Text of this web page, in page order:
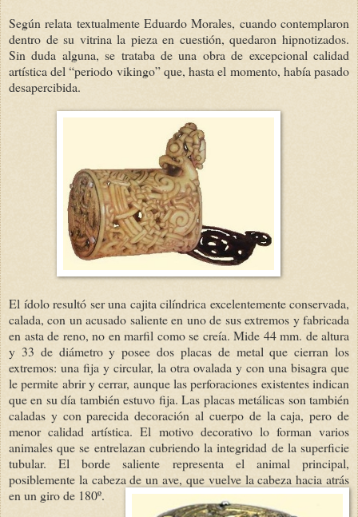
Según relata textualmente Eduardo Morales, cuando contemplaron
dentro de su vitrina la pieza en cuestión, quedaron hipnotizados.
Sin duda alguna, se trataba de una obra de excepcional calidad
artística del “periodo vikingo” que, hasta el momento, había pasado
desapercibida.
El ídolo resultó ser una cajita cilíndrica excelentemente conservada,
calada, con un acusado saliente en uno de sus extremos y fabricada
en asta de reno, no en marfil como se creía. Mide 44 mm. de altura
y 33 de diámetro y posee dos placas de metal que cierran los
extremos: una fija y circular, la otra ovalada y con una bisagra que
le permite abrir y cerrar, aunque las perforaciones existentes indican
que en su día también estuvo fija. Las placas metálicas son también
caladas y con parecida decoración al cuerpo de la caja, pero de
menor calidad artística. El motivo decorativo lo forman varios
animales que se entrelazan cubriendo la integridad de la superficie
tubular. El borde saliente representa el animal principal,
posiblemente la cabeza de un ave, que vuelve la cabeza hacia atrás
en un giro de 180º.